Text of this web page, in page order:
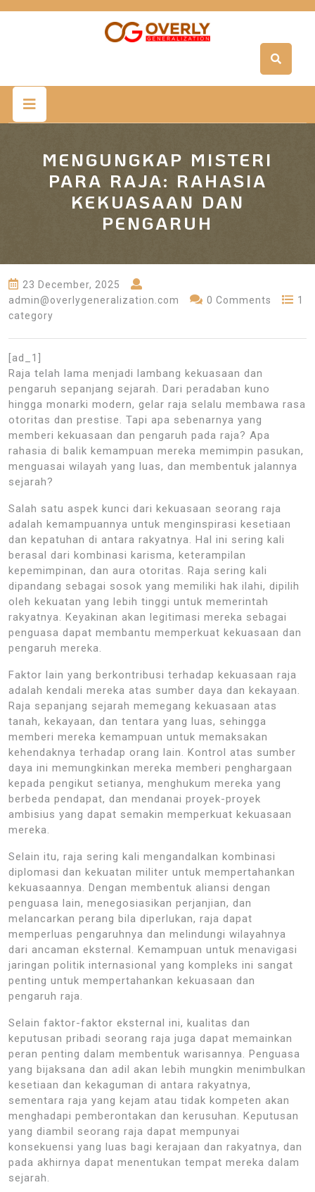
MENGUNGKAP MISTERI
PARA RAJA: RAHASIA
KEKUASAAN DAN
PENGARUH
23 December, 2025
admin@overlygeneralization.com
0 Comments
1
category
[ad_1]
Raja telah lama menjadi lambang kekuasaan dan
pengaruh sepanjang sejarah. Dari peradaban kuno
hingga monarki modern, gelar raja selalu membawa rasa
otoritas dan prestise. Tapi apa sebenarnya yang
memberi kekuasaan dan pengaruh pada raja? Apa
rahasia di balik kemampuan mereka memimpin pasukan,
menguasai wilayah yang luas, dan membentuk jalannya
sejarah?
Salah satu aspek kunci dari kekuasaan seorang raja
adalah kemampuannya untuk menginspirasi kesetiaan
dan kepatuhan di antara rakyatnya. Hal ini sering kali
berasal dari kombinasi karisma, keterampilan
kepemimpinan, dan aura otoritas. Raja sering kali
dipandang sebagai sosok yang memiliki hak ilahi, dipilih
oleh kekuatan yang lebih tinggi untuk memerintah
rakyatnya. Keyakinan akan legitimasi mereka sebagai
penguasa dapat membantu memperkuat kekuasaan dan
pengaruh mereka.
Faktor lain yang berkontribusi terhadap kekuasaan raja
adalah kendali mereka atas sumber daya dan kekayaan.
Raja sepanjang sejarah memegang kekuasaan atas
tanah, kekayaan, dan tentara yang luas, sehingga
memberi mereka kemampuan untuk memaksakan
kehendaknya terhadap orang lain. Kontrol atas sumber
daya ini memungkinkan mereka memberi penghargaan
kepada pengikut setianya, menghukum mereka yang
berbeda pendapat, dan mendanai proyek-proyek
ambisius yang dapat semakin memperkuat kekuasaan
mereka.
Selain itu, raja sering kali mengandalkan kombinasi
diplomasi dan kekuatan militer untuk mempertahankan
kekuasaannya. Dengan membentuk aliansi dengan
penguasa lain, menegosiasikan perjanjian, dan
melancarkan perang bila diperlukan, raja dapat
memperluas pengaruhnya dan melindungi wilayahnya
dari ancaman eksternal. Kemampuan untuk menavigasi
jaringan politik internasional yang kompleks ini sangat
penting untuk mempertahankan kekuasaan dan
pengaruh raja.
Selain faktor-faktor eksternal ini, kualitas dan
keputusan pribadi seorang raja juga dapat memainkan
peran penting dalam membentuk warisannya. Penguasa
yang bijaksana dan adil akan lebih mungkin menimbulkan
kesetiaan dan kekaguman di antara rakyatnya,
sementara raja yang kejam atau tidak kompeten akan
menghadapi pemberontakan dan kerusuhan. Keputusan
yang diambil seorang raja dapat mempunyai
konsekuensi yang luas bagi kerajaan dan rakyatnya, dan
pada akhirnya dapat menentukan tempat mereka dalam
sejarah.